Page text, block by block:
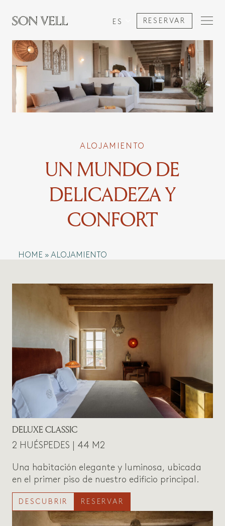
ES RESERVAR
ALOJAMIENTO
UN MUNDO DE
DELICADEZA Y
CONFORT
HOME » ALOJAMIENTO
DELUXE CLASSIC
2 HUÉSPEDES | 44 M2
Una habitación elegante y luminosa, ubicada
en el primer piso de nuestro edificio principal.
DESCUBRIR RESERVAR